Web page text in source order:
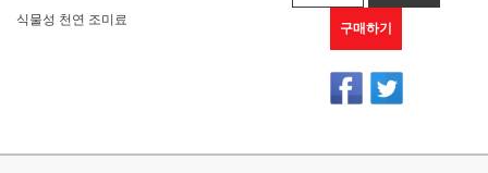
식물성 천연 조미료
구매하기